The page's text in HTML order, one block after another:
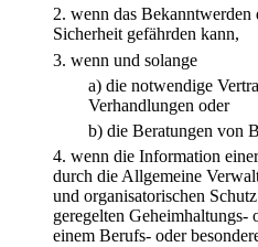
2. wenn das
Sicherheit gefährden kann,
3. wenn und solange
a) die notwendige
Verhandlungen oder
b) die Beratungen von
4. wenn die Information
durch die Allgemeine
und organisatorischen
geregelten
einem Berufs- oder